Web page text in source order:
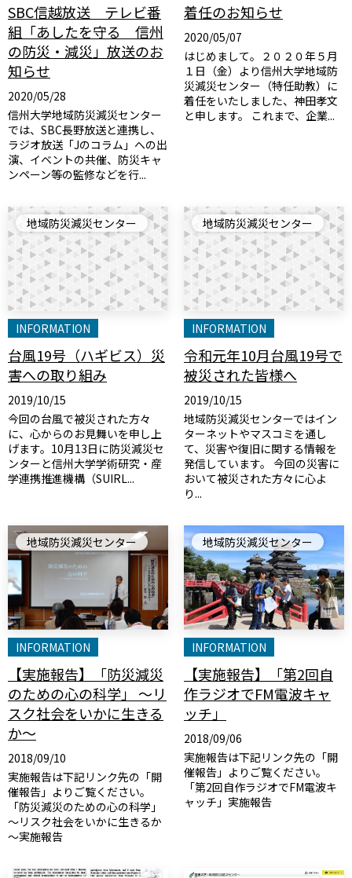
SBC信越放送 テレビ番
組「あしたを守る 信州
の防災・減災」放送のお
知らせ
2020/05/28
信州大学地域防災減災センター
では、SBC長野放送と連携し、
ラジオ放送「Jのコラム」への出
演、イベントの共催、防災キャ
ンペーン等の監修などを行...
着任のお知らせ
2020/05/07
はじめまして。２０２０年５月
１日（金）より信州大学地域防
災減災センター（特任助教）に
着任をいたしました、神田孝文
と申します。 これまで、企業...
地域防災減災センター
INFORMATION
台風19号（ハギビス）災
害への取り組み
2019/10/15
今回の台風で被災された方々
に、心からのお見舞いを申し上
げます。10月13日に防災減災セ
ンターと信州大学学術研究・産
学連携推進機構（SUIRL...
地域防災減災センター
INFORMATION
令和元年10月台風19号で
被災された皆様へ
2019/10/15
地域防災減災センターではイン
ターネットやマスコミを通し
て、災害や復旧に関する情報を
発信しています。 今回の災害に
おいて被災された方々に心よ
り...
地域防災減災センター
INFORMATION
【実施報告】「防災減災
のための心の科学」 ～リ
スク社会をいかに生きる
か～
2018/09/10
実施報告は下記リンク先の「開
催報告」よりご覧ください。
「防災減災のための心の科学」
～リスク社会をいかに生きるか
～実施報告
地域防災減災センター
INFORMATION
【実施報告】「第2回自
作ラジオでFM電波キャ
ッチ」
2018/09/06
実施報告は下記リンク先の「開
催報告」よりご覧ください。
「第2回自作ラジオでFM電波キ
ャッチ」実施報告